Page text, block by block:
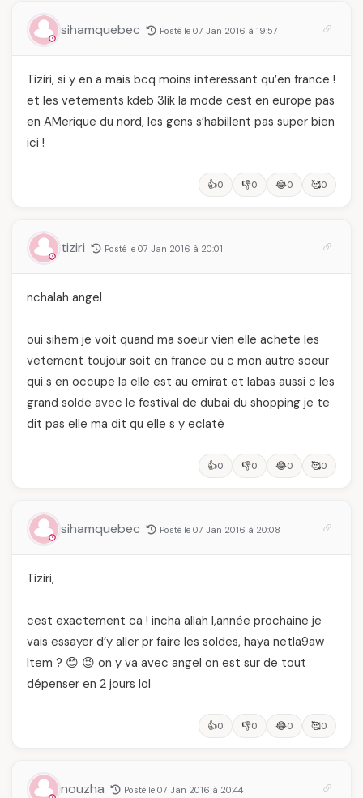
sihamquebec Posté le 07 Jan 2016 à 19:57
Tiziri, si y en a mais bcq moins interessant qu’en france !
et les vetements kdeb 3lik la mode cest en europe pas
en AMerique du nord, les gens s’habillent pas super bien
ici !
👍0 👎0 😂0 🥰0
tiziri Posté le 07 Jan 2016 à 20:01
nchalah angel
oui sihem je voit quand ma soeur vien elle achete les
vetement toujour soit en france ou c mon autre soeur
qui s en occupe la elle est au emirat et labas aussi c les
grand solde avec le festival de dubai du shopping je te
dit pas elle ma dit qu elle s y eclatè
👍0 👎0 😂0 🥰0
sihamquebec Posté le 07 Jan 2016 à 20:08
Tiziri,
cest exactement ca ! incha allah l,année prochaine je
vais essayer d’y aller pr faire les soldes, haya netla9aw
ltem ? 😊 😉 on y va avec angel on est sur de tout
dépenser en 2 jours lol
👍0 👎0 😂0 🥰0
nouzha Posté le 07 Jan 2016 à 20:44